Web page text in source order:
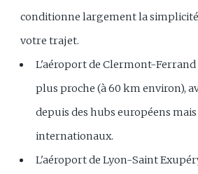
conditionne largement la
votre trajet.
L'aéroport de Clermont-Ferrand
plus proche (à 60 km environ),
depuis des hubs européens
internationaux.
L'aéroport de Lyon-Saint